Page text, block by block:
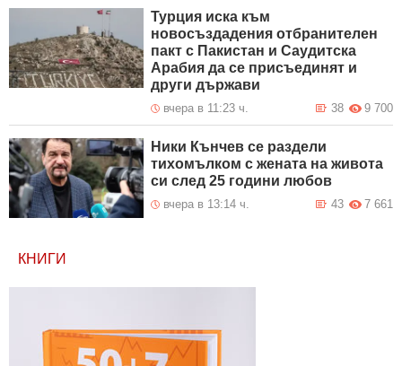
Турция иска към
новосъздадения отбранителен
пакт с Пакистан и Саудитска
Арабия да се присъединят и
други държави
вчера в 11:23 ч. 9 700
38
Ники Кънчев се раздели
тихомълком с жената на живота
си след 25 години любов
вчера в 13:14 ч. 7 661
43
КНИГИ